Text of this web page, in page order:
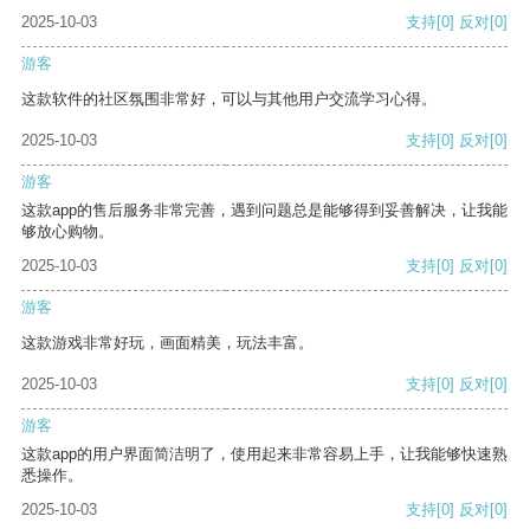
2025-10-03 支持[0] 反对[0]
游客
这款软件的社区氛围非常好，可以与其他用户交流学习心得。
2025-10-03 支持[0] 反对[0]
游客
这款app的售后服务非常完善，遇到问题总是能够得到妥善解决，让我能
够放心购物。
2025-10-03
支持[0] 反对[0]
游客
这款游戏非常好玩，画面精美，玩法丰富。
2025-10-03 支持[0] 反对[0]
游客
这款app的用户界面简洁明了，使用起来非常容易上手，让我能够快速熟
悉操作。
2025-10-03
支持[0] 反对[0]